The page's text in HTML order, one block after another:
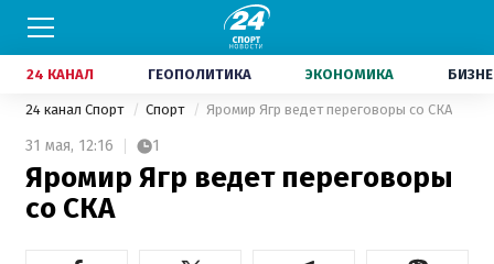
24 КАНАЛ ГЕОПОЛИТИКА ЭКОНОМИКА
24 канал Спорт Спорт Яромир Ягр ведет переговоры со СКА
31 мая, 12:16 1
Яромир Ягр ведет переговоры
со СКА